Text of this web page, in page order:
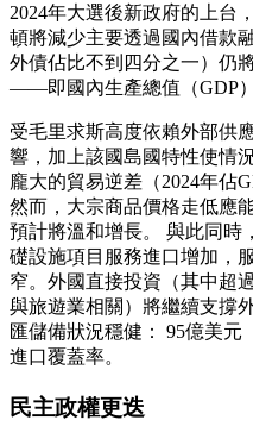
2024年大選後新政府的上台
頓將減少主要透過國內借款
外債佔比不到四分之一）仍
——即國內生產總值（GDP）
受毛里求斯高度依賴外部供
響，加上該國島國特性使情
龐大的貿易逆差（2024年佔
然而，大宗商品價格走低應
預計將溫和增長。 與此同時
礎設施項目服務進口增加，
窄。外國直接投資（其中超
與旅遊業相關）將繼續支撐
匯儲備狀況穩健： 95億美元
進口覆蓋率。
民主政權更迭